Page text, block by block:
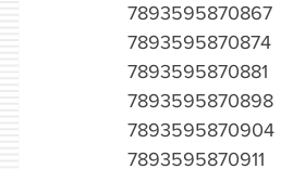
7893595870867
7893595870874
7893595870881
7893595870898
7893595870904
7893595870911